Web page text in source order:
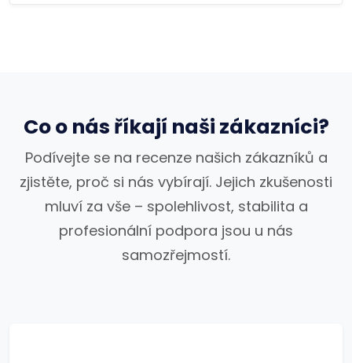
Co o nás říkají naši zákazníci?
Podívejte se na recenze našich zákazníků a
zjistěte, proč si nás vybírají. Jejich zkušenosti
mluví za vše – spolehlivost, stabilita a
profesionální podpora jsou u nás
samozřejmostí.